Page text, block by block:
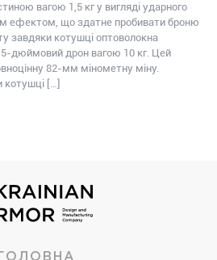
вагою 1,5 кг у вигляді ударного
ефектом, що здатне пробивати броню
завдяки котушці оптоволокна
дюймовий дрон вагою 10 кг. Цей
82-мм мінометну міну.
котушці […]
ГОЛОВНА